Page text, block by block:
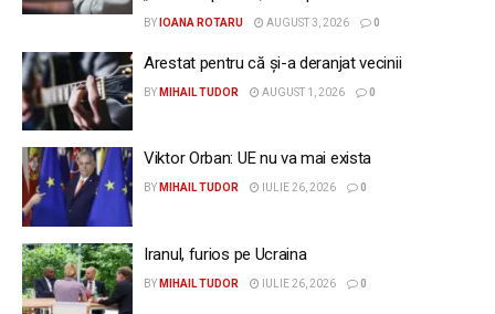
BY IOANA ROTARU AUGUST 3, 2026 0
Arestat pentru că și-a deranjat vecinii
BY MIHAIL TUDOR AUGUST 1, 2026 0
Viktor Orban: UE nu va mai exista
BY MIHAIL TUDOR IULIE 26, 2026 0
Iranul, furios pe Ucraina
BY MIHAIL TUDOR IULIE 26, 2026 0